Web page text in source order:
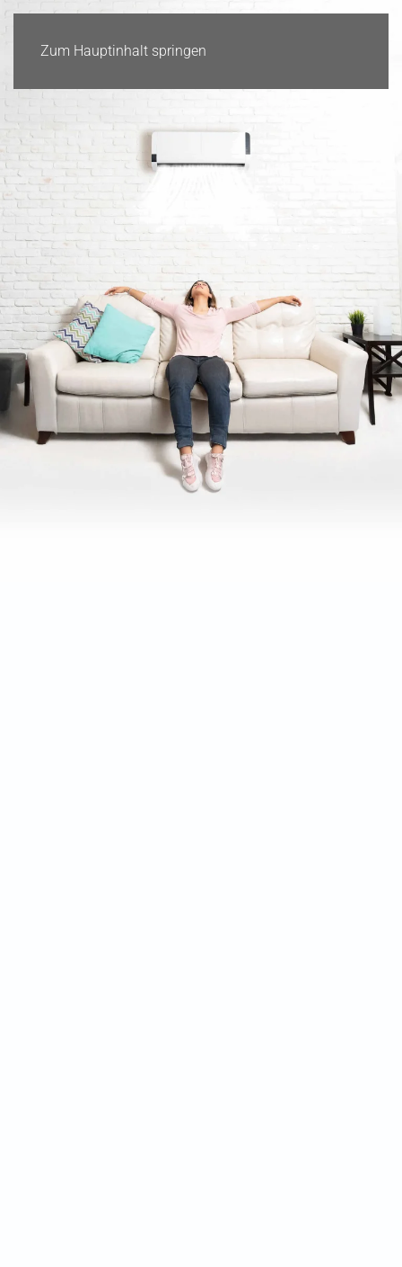
Zum Hauptinhalt springen